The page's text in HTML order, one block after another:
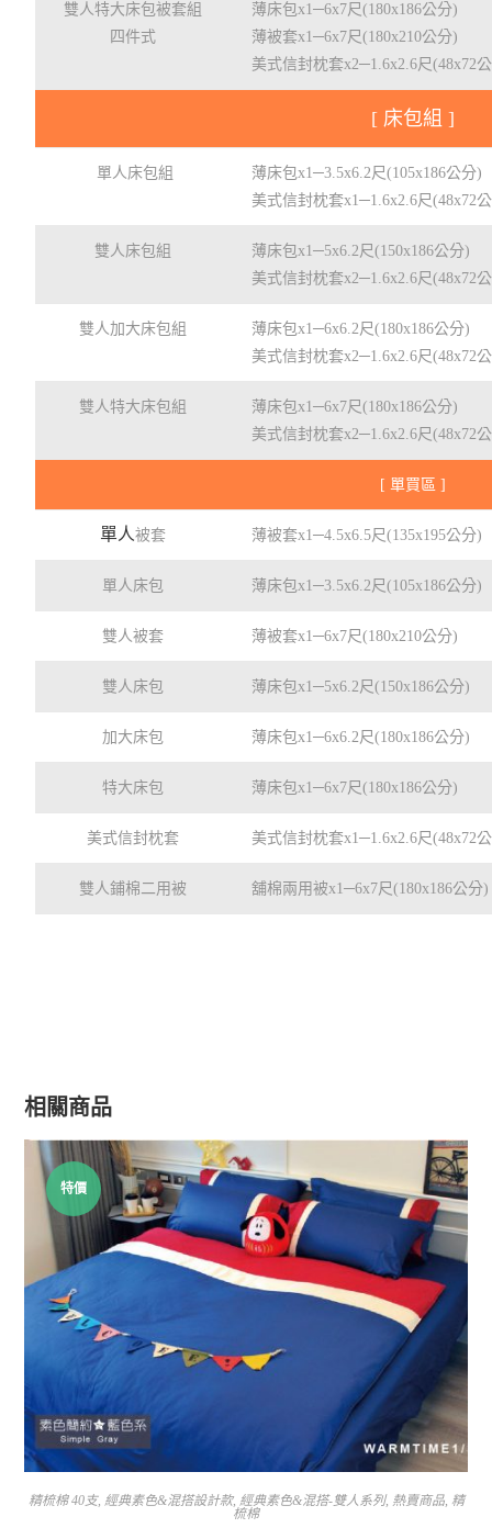
雙人特大床包被套組
四件式
薄床包x1─6x7尺(180x186公分)
薄被套x1─6x7尺(180x210公分)
美式信封枕套x2─1.6x2.6尺(48x72
[ 床包組 ]
單人床包組
薄床包x1─3.5x6.2尺(105x186公分)
美式信封枕套x1─1.6x2.6尺(48x72
雙人床包組
薄床包x1─5x6.2尺(150x186公分)
美式信封枕套x2─1.6x2.6尺(48x72
雙人加大床包組
薄床包x1─6x6.2尺(180x186公分)
美式信封枕套x2─1.6x2.6尺(48x72
雙人特大床包組
薄床包x1─6x7尺(180x186公分)
美式信封枕套x2─1.6x2.6尺(48x72
[ 單買區 ]
單人被套 薄被套x1─4.5x6.5尺(135x195公分)
單人床包 薄床包x1─3.5x6.2尺(105x186公分)
雙人被套 薄被套x1─6x7尺(180x210公分)
雙人床包 薄床包x1─5x6.2尺(150x186公分)
加大床包 薄床包x1─6x6.2尺(180x186公分)
特大床包 薄床包x1─6x7尺(180x186公分)
美式信封枕套 美式信封枕套x1─1.6x2.6尺(48x72
雙人鋪棉二用被 舖棉兩用被x1─6x7尺(180x186公分)
相關商品
特價
精梳棉 40支, 經典素色&混搭設計款, 經典素色&混搭-雙人系列, 熱賣商品, 精
梳棉